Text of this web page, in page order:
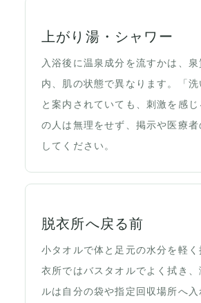
上がり湯・シャワー
入浴後に温泉成分を流すかは、
内、肌の状態で異なります。「洗
と案内されていても、刺激を感
の人は無理をせず、掲示や医療
してください。
脱衣所へ戻る前
小タオルで体と足元の水分を軽
衣所ではバスタオルでよく拭き、
ルは自分の袋や指定回収場所へ入